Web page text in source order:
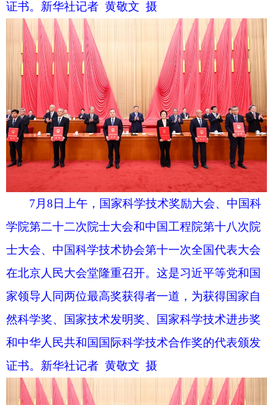
7月8日上午，国家科学技术奖励大会、中国科
学院第二十二次院士大会和中国工程院第十八次院
士大会、中国科学技术协会第十一次全国代表大会
在北京人民大会堂隆重召开。中共中央总书记、国
家主席、中央军委主席习近平出席大会并发表重要
讲话。新华社记者 申宏 摄
习近平强调，新一轮科技革命和产业变革深刻
改变人类生产生活方式和世界发展格局。我们要适
应新形势新要求，采取更加有力的措施，切实解决
科技事业各项部署的落实。
习近平指出，要增强科技创新体系化攻关能
力，提升国家创新体系整体效能。坚持“四个面
向”战略导向，进一步加强科技战略规划、政策措
施、重大任务、科研力量、资源平台、区域创新等
方面统筹。完善国家重大科技创新任务部署和组织